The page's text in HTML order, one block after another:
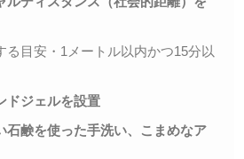
る目安・1メートル以内かつ15分以
ドジェルを設置
石鹸を使った手洗い、こまめなア